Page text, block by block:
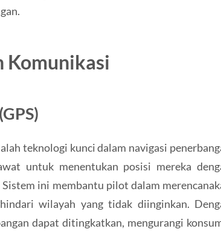
Komunikasi
teknologi kunci dalam navigasi
untuk menentukan posisi mereka
ini membantu pilot dalam
wilayah yang tidak diinginkan.
dapat ditingkatkan, mengurangi